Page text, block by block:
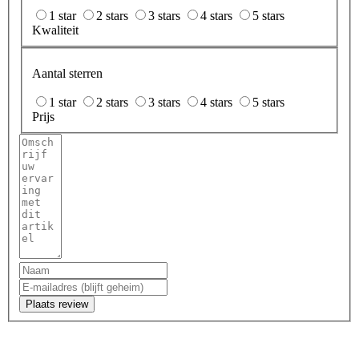
1 star 2 stars 3 stars 4 stars
5 stars
Kwaliteit
Aantal sterren
1 star 2 stars 3 stars 4 stars
5 stars
Prijs
Plaats review